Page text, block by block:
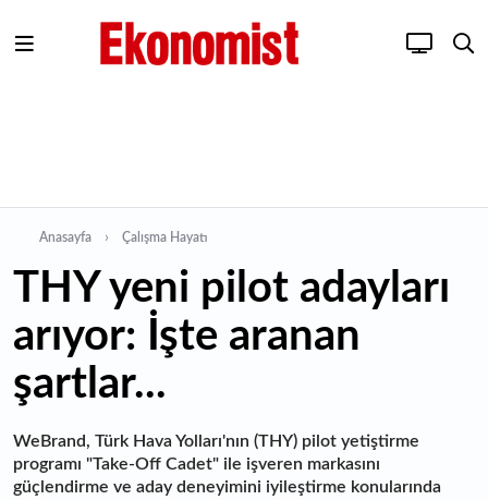
Anasayfa Çalışma Hayatı
THY yeni pilot adayları
arıyor: İşte aranan
şartlar...
WeBrand, Türk Hava Yolları'nın (THY) pilot yetiştirme
programı "Take-Off Cadet" ile işveren markasını
güçlendirme ve aday deneyimini iyileştirme konularında